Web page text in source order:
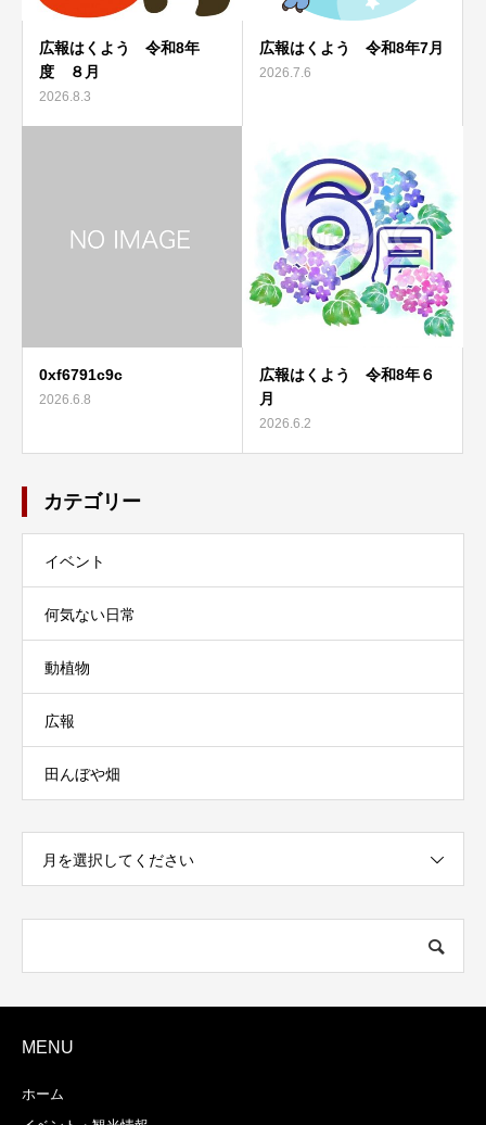
広報はくよう 令和8年
度 ８月
2026.8.3
広報はくよう 令和8年7月
2026.7.6
0xf6791c9c
2026.6.8
広報はくよう 令和8年６
月
2026.6.2
カテゴリー
イベント
何気ない日常
動植物
広報
田んぼや畑
月を選択してください
MENU
ホーム